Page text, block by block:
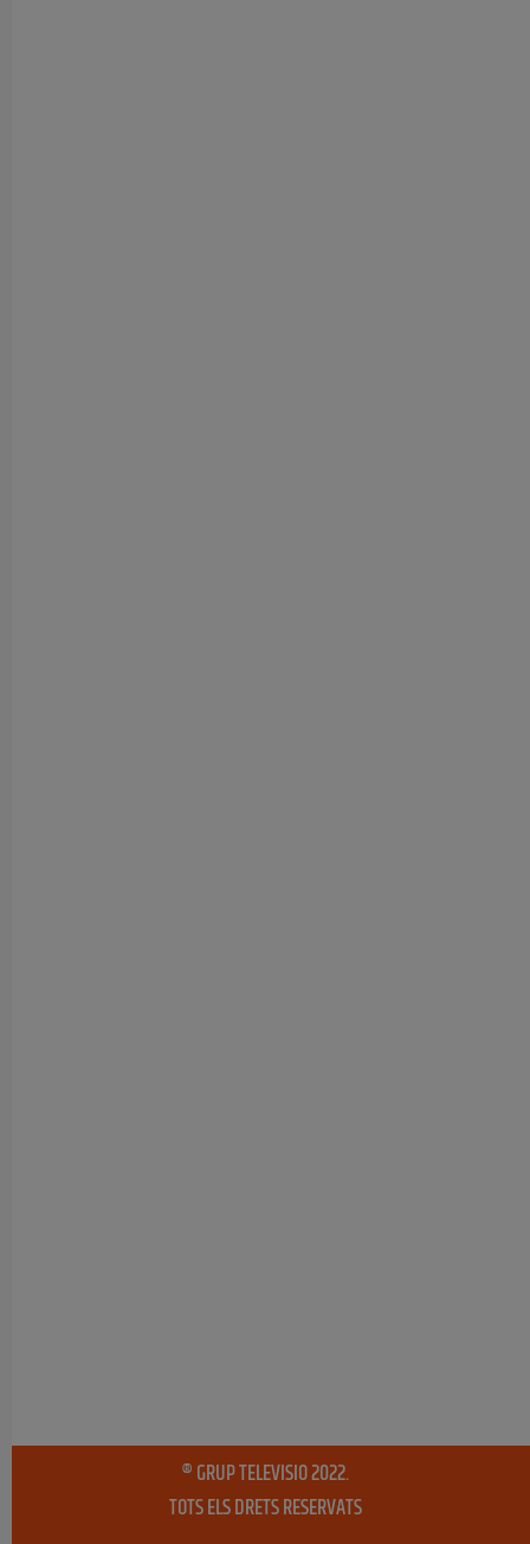
® GRUP TELEVISIO 2022.
TOTS ELS DRETS RESERVATS